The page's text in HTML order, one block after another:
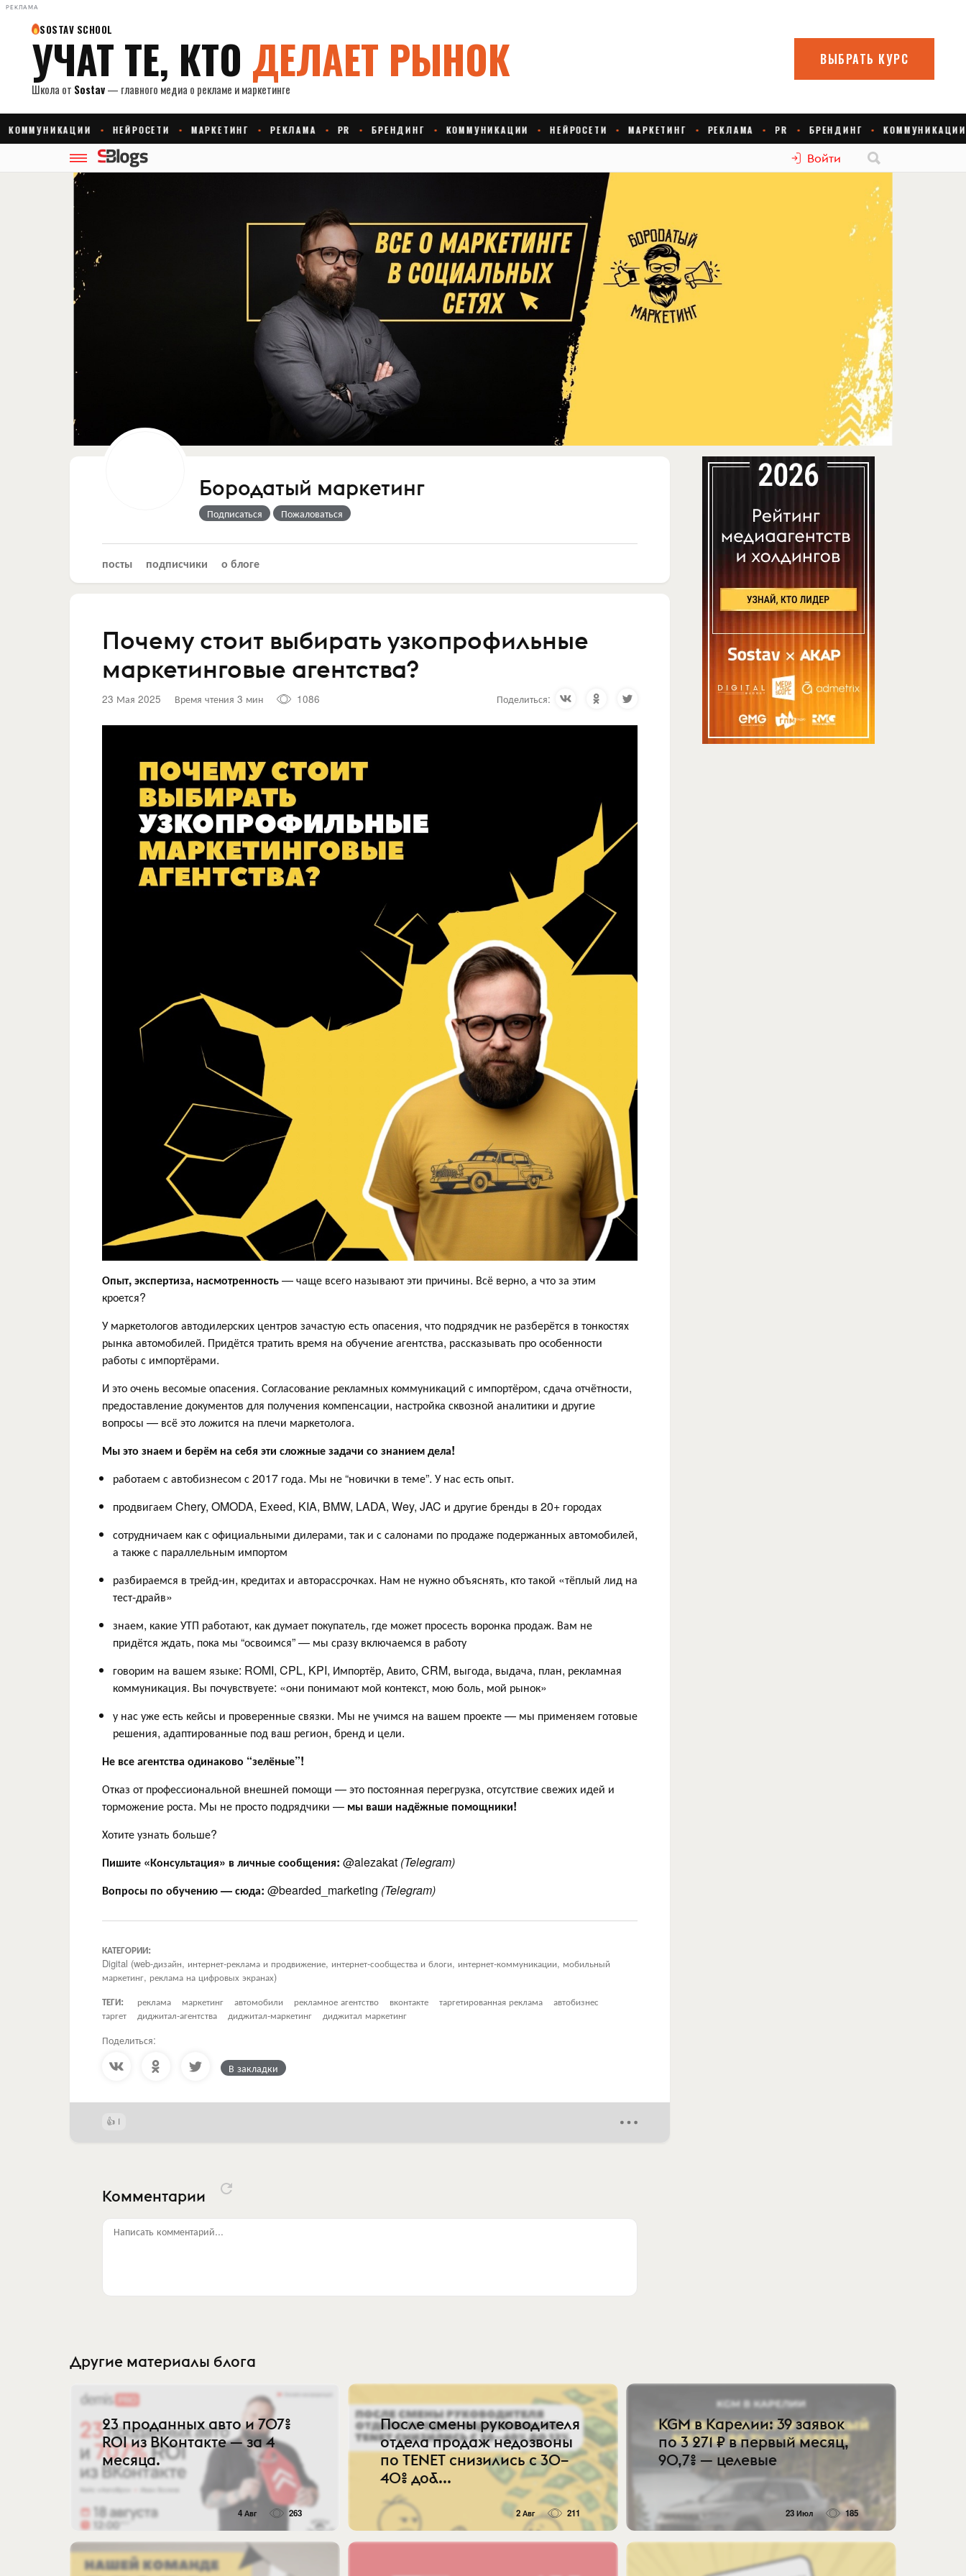
РЕКЛАМА
Войти
Бородатый маркетинг
Подписаться Пожаловаться
посты подписчики о блоге
Почему стоит выбирать узкопрофильные
маркетинговые агентства?
23 Мая 2025 Время чтения 3 мин 1086 Поделиться:
Опыт, экспертиза, насмотренность— чаще всего называют эти причины. Всё верно, а что за этим
кроется?
У маркетологов автодилерских центров зачастую есть опасения, что подрядчик не разберётся в тонкостях
рынка автомобилей. Придётся тратить время на обучение агентства, рассказывать про особенности
работы с импортёрами.
И это очень весомые опасения. Согласование рекламных коммуникаций с импортёром, сдача отчётности,
предоставление документов для получения компенсации, настройка сквозной аналитики и другие
вопросы — всё это ложится на плечи маркетолога.
Мы это знаем и берём на себя эти сложные задачи со знанием дела!
работаем с автобизнесом с 2017 года. Мы не “новички в теме”. У нас есть опыт.
продвигаем Chery, OMODA, Exeed, KIA, BMW, LADA, Wey, JAC и другие бренды в 20+ городах
сотрудничаем как с официальными дилерами, так и с салонами по продаже подержанных автомобилей,
а также с параллельным импортом
разбираемся в трейд-ин, кредитах и авторассрочках. Нам не нужно объяснять, кто такой «тёплый лид на
тест-драйв»
знаем, какие УТП работают, как думает покупатель, где может просесть воронка продаж. Вам не
придётся ждать, пока мы “освоимся” — мы сразу включаемся в работу
говорим на вашем языке: ROMI, CPL, KPI, Импортёр, Авито, CRM, выгода, выдача, план, рекламная
коммуникация. Вы почувствуете: «они понимают мой контекст, мою боль, мой рынок»
у нас уже есть кейсы и проверенные связки. Мы не учимся на вашем проекте — мы применяем готовые
решения, адаптированные под ваш регион, бренд и цели.
Не все агентства одинаково “зелёные”!
Отказ от профессиональной внешней помощи — это постоянная перегрузка, отсутствие свежих идей и
торможение роста. Мы не просто подрядчики — мы ваши надёжные помощники!
Хотите узнать больше?
Пишите «Консультация» в личные сообщения: @alezakat (Telegram)
Вопросы по обучению — сюда: @bearded_marketing (Telegram)
КАТЕГОРИИ:
Digital (web-дизайн, интернет-реклама и продвижение, интернет-сообщества и блоги, интернет-коммуникации, мобильный
маркетинг, реклама на цифровых экранах)
ТЕГИ:
реклама маркетинг автомобили рекламное агентство вконтакте таргетированная реклама
автобизнес
таргет
диджитал-агентства диджитал-маркетинг диджитал маркетинг
Поделиться:
В закладки
1
Комментарии
Написать комментарий...
Другие материалы блога
23 проданных авто и 707%
ROI из ВКонтакте — за 4
месяца.
4 Авг 263
После смены руководителя
отдела продаж недозвоны
по TENET снизились с 30–
40% до&...
2 Авг 211
KGM в Карелии: 39 заявок
по 3 271 ₽ в первый месяц,
90,7% — целевые
23 Июл 185